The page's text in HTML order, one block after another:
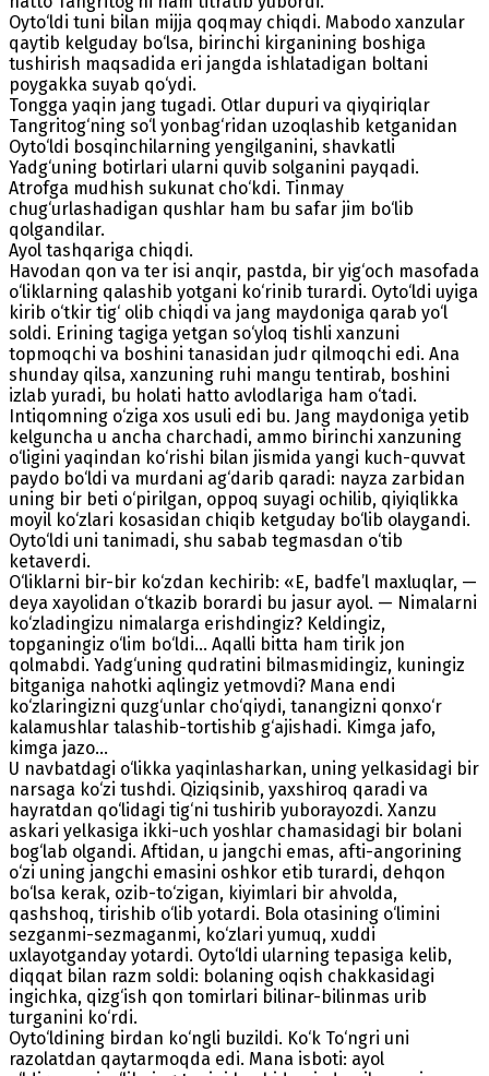
Oyto‘ldi tuni bilan mijja qoqmay chiqdi. Mabodo xanzular
qaytib kelguday bo‘lsa, birinchi kirganining boshiga
tushirish maqsadida eri jangda ishlatadigan boltani
poygakka suyab qo‘ydi.
Tongga yaqin jang tugadi. Otlar dupuri va qiyqiriqlar
Tangritog‘ning so‘l yonbag‘ridan uzoqlashib ketganidan
Oyto‘ldi bosqinchilarning yengilganini, shavkatli
Yadg‘uning botirlari ularni quvib solganini payqadi.
Atrofga mudhish sukunat cho‘kdi. Tinmay
chug‘urlashadigan qushlar ham bu safar jim bo‘lib
qolgandilar.
Ayol tashqariga chiqdi.
Havodan qon va ter isi anqir, pastda, bir yig‘och masofada
o‘liklarning qalashib yotgani ko‘rinib turardi. Oyto‘ldi uyiga
kirib o‘tkir tig‘ olib chiqdi va jang maydoniga qarab yo‘l
soldi. Erining tagiga yetgan so‘yloq tishli xanzuni
topmoqchi va boshini tanasidan judr qilmoqchi edi. Ana
shunday qilsa, xanzuning ruhi mangu tentirab, boshini
izlab yuradi, bu holati hatto avlodlariga ham o‘tadi.
Intiqomning o‘ziga xos usuli edi bu. Jang maydoniga yetib
kelguncha u ancha charchadi, ammo birinchi xanzuning
o‘ligini yaqindan ko‘rishi bilan jismida yangi kuch-quvvat
paydo bo‘ldi va murdani ag‘darib qaradi: nayza zarbidan
uning bir beti o‘pirilgan, oppoq suyagi ochilib, qiyiqlikka
moyil ko‘zlari kosasidan chiqib ketguday bo‘lib olaygandi.
Oyto‘ldi uni tanimadi, shu sabab tegmasdan o‘tib
ketaverdi.
O‘liklarni bir-bir ko‘zdan kechirib: «E, badfe’l maxluqlar, —
deya xayolidan o‘tkazib borardi bu jasur ayol. — Nimalarni
ko‘zladingizu nimalarga erishdingiz? Keldingiz,
topganingiz o‘lim bo‘ldi... Aqalli bitta ham tirik jon
qolmabdi. Yadg‘uning qudratini bilmasmidingiz, kuningiz
bitganiga nahotki aqlingiz yetmovdi? Mana endi
ko‘zlaringizni quzg‘unlar cho‘qiydi, tanangizni qonxo‘r
kalamushlar talashib-tortishib g‘ajishadi. Kimga jafo,
kimga jazo...
U navbatdagi o‘likka yaqinlasharkan, uning yelkasidagi bir
narsaga ko‘zi tushdi. Qiziqsinib, yaxshiroq qaradi va
hayratdan qo‘lidagi tig‘ni tushirib yuborayozdi. Xanzu
askari yelkasiga ikki-uch yoshlar chamasidagi bir bolani
bog‘lab olgandi. Aftidan, u jangchi emas, afti-angorining
o‘zi uning jangchi emasini oshkor etib turardi, dehqon
bo‘lsa kerak, ozib-to‘zigan, kiyimlari bir ahvolda,
qashshoq, tirishib o‘lib yotardi. Bola otasining o‘limini
sezganmi-sezmaganmi, ko‘zlari yumuq, xuddi
uxlayotganday yotardi. Oyto‘ldi ularning tepasiga kelib,
diqqat bilan razm soldi: bolaning oqish chakkasidagi
ingichka, qizg‘ish qon tomirlari bilinar-bilinmas urib
turganini ko‘rdi.
Oyto‘ldining birdan ko‘ngli buzildi. Ko‘k To‘ngri uni
razolatdan qaytarmoqda edi. Mana isboti: ayol